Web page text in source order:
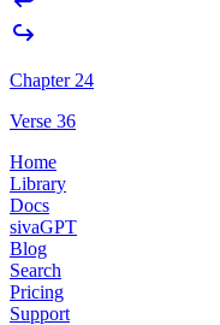
Chapter 24
Verse 36
Home
Library
Docs
sivaGPT
Blog
Search
Pricing
Support